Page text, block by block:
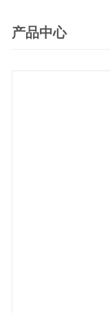
产品中心